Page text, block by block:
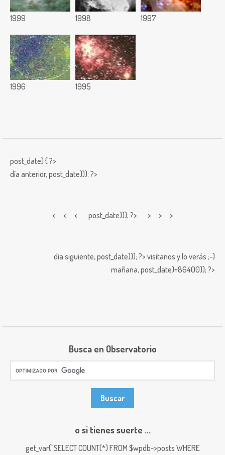
1999 1998 1997
1996 1995
post_date) { ?>
día anterior,post_date))); ?>
< < < post_date))); ?> > > >
día siguiente,post_date))); ?> visitanos y lo verás ;-)
mañana,post_date)+86400)); ?>
Busca en Observatorio
o si tienes suerte ...
get_var("SELECT COUNT(*) FROM $wpdb->posts WHERE